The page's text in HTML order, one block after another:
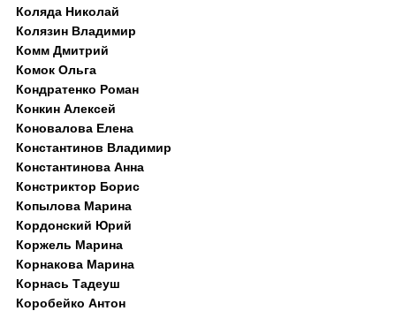
Коляда Николай
Колязин Владимир
Комм Дмитрий
Комок Ольга
Кондратенко Роман
Конкин Алексей
Коновалова Елена
Константинов Владимир
Константинова Анна
Констриктор Борис
Копылова Марина
Кордонский Юрий
Коржель Марина
Корнакова Марина
Корнась Тадеуш
Коробейко Антон